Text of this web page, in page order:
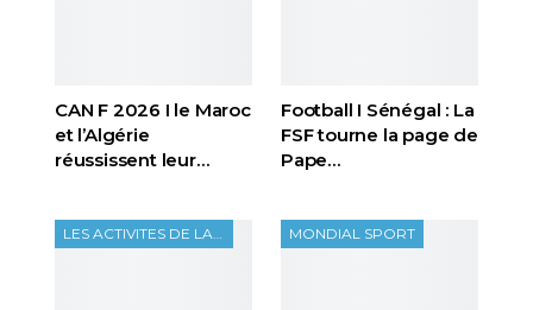
CAN F 2026 I le Maroc
et l’Algérie
réussissent leur…
Football I Sénégal : La
FSF tourne la page de
Pape…
MONDIAL SPORT